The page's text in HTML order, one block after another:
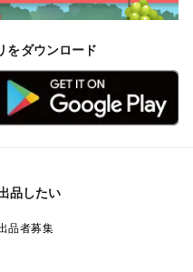
をダウンロード
品したい
品者募集